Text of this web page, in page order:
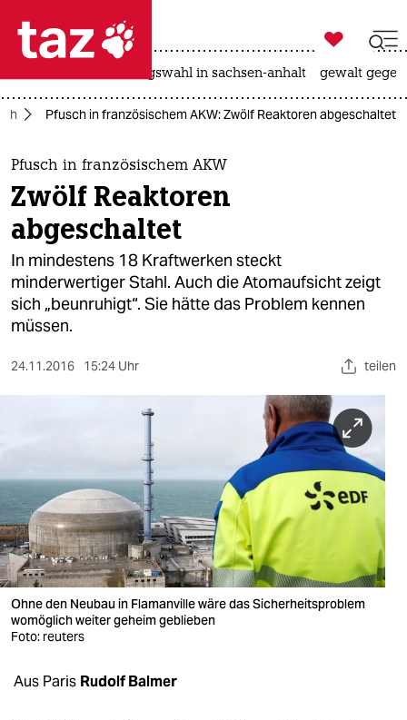
 taz zahl ich
taz zahl ich
themen
politik
öko
gesellschaft
kultur
sport
nord
wahrheit
verlag
verlag
veranstaltungen
shop
fragen & hilfe

taz zahl ich
landtagswahl in sachsen-anhalt gewalt
Pfusch in französischem AKW: Zwölf Reaktoren abgeschaltet
Pfusch in französischem AKW
Zwölf Reaktoren
abgeschaltet
In mindestens 18 Kraftwerken steckt
minderwertiger Stahl. Auch die Atomaufsicht zeigt
sich „beunruhigt“. Sie hätte das Problem kennen
müssen.
24.11.2016 15:24 Uhr teilen
Ohne den Neubau in Flamanville wäre das Sicherheitsproblem
womöglich weiter geheim geblieben
Foto: reuters
Aus Paris Rudolf Balmer